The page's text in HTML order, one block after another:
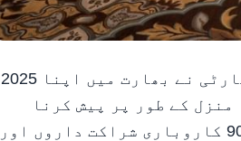
شارجہ، 8 ستمبر، 2025 (وام)--شارجہ کامرس اینڈ ٹورزم ڈیویلپمنٹ اتھارٹی نے بھارت میں اپنا 2025
کے طور پر پیش کرنا
تھا۔ روڈ شو نے ممبئی اور نئی دہلی کا رخ کیا جہاں بھارت کے لگ بھگ 90 کاروباری شراکت داروں اور